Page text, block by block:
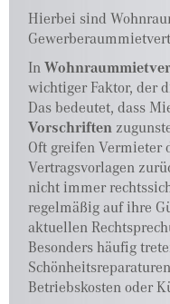
Hierbei sind
In
wichtiger Faktor, der
Das bedeutet, dass
Vorschriften
Oft greifen Vermieter
Vertragsvorlagen
nicht immer
regelmäßig auf ihre
aktuellen
Besonders häufig
Betriebskosten oder